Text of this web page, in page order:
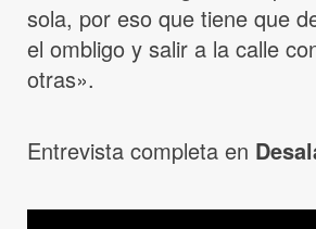
sola, por eso que tiene que
el ombligo y salir a la calle
otras».
Entrevista completa en